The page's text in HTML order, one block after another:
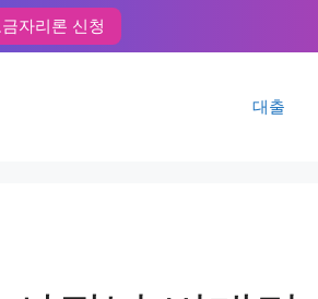
자리론 신청
대출